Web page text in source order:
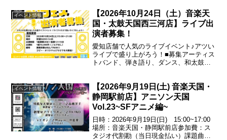
イベント情報
【2026年10月24日（土）音楽天
国・太鼓天国西三河店】ライブ出
演者募集！
愛知店舗で人気のライブイベント♪アツい
ライブで盛り上がろう！■募集アーティス
トバンド、弾き語り、ダンス、和太鼓な
+転換リハ15分）■場所安城RADIO
CLUB■...
イベント情報
【2026年9月19日(土) 音楽天国・
静岡駅前店】アニソン天国
Vol.23~SFアニメ編~
日時：2026年9月19日(日) 15:00~17:00
場所：音楽天国・静岡駅前店参加費：ス
タジオ代割勘（当日現金払い）課題曲残